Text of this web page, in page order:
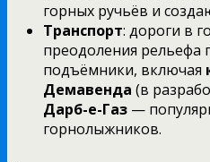
горных ручьёв и
Транспорт: дороги в
преодоления рельефа
подъёмники, включая
Демавенда (в
Дарб-е-Газ —
горнолыжников.